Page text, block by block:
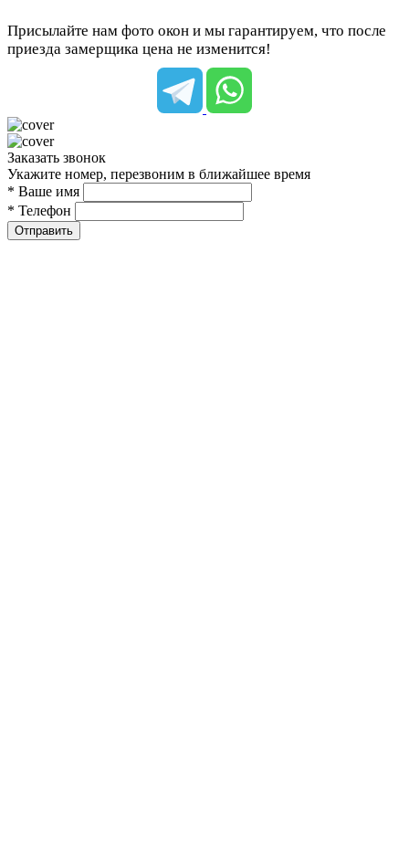
Присылайте нам фото окон и мы гарантируем, что после
приезда замерщика цена не изменится!
Заказать звонок
Укажите номер, перезвоним в ближайшее время
* Ваше имя
* Телефон
Отправить